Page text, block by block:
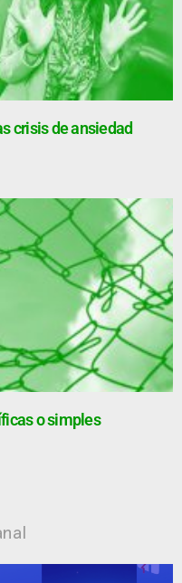
crisis de ansiedad
o simples